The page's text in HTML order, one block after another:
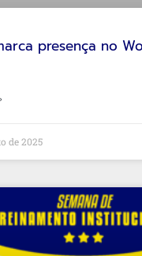
presença no
de 2025